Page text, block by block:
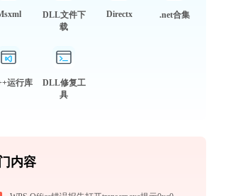
DLL文件下
载
Directx .net合集
运行库
DLL修复工
具
内容